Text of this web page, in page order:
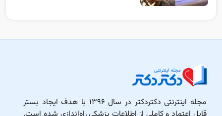
مجله اینترنتی دکتردکتر در سال ۱۳۹۶ با هدف ایجاد بستر